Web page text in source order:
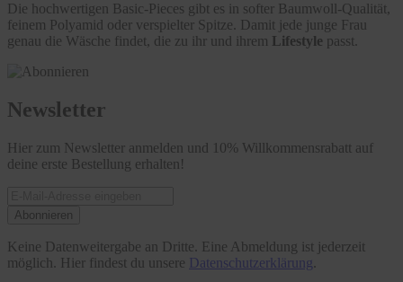
Die hochwertigen Basic-Pieces gibt es in softer Baumwoll-Qualität,
feinem Polyamid oder verspielter Spitze. Damit jede junge Frau
genau die Wäsche findet, die zu ihr und ihrem Lifestyle passt.
Newsletter
Hier zum Newsletter anmelden und 10% Willkommensrabatt auf
deine erste Bestellung erhalten!
Abonnieren
Keine Datenweitergabe an Dritte. Eine Abmeldung ist jederzeit
möglich. Hier findest du unsere Datenschutzerklärung